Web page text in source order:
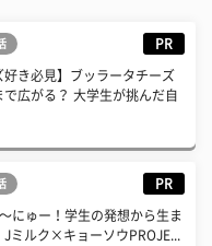
PR
好き必見】ブッラータチーズ
で広がる？ 大学生が挑んだ自
PR
にゅー！学生の発想から生ま
ミルク×キョーソウPROJE...